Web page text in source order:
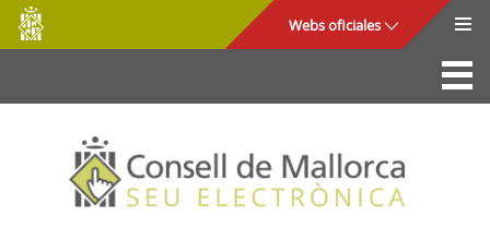
Saltar al contenido principal
Consell
de
Mallorca
Webs oficiales
La Sede
Consejo de Mallorca
Acceso y seguridad